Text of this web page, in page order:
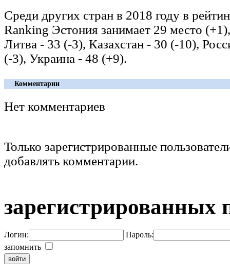
Среди других стран в 2018 году в
Ranking Эстония занимает 29 место
Литва - 33 (-3), Казахстан - 30 (-10),
(-3), Украина - 48 (+9).
Комментарии
Нет комментариев
Только зарегистрированные
добавлять комментарии.
зарегистрированных
Логин:
Пароль:
запомнить